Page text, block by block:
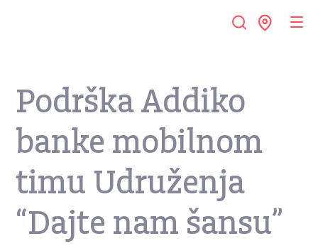
Podrška Addiko
banke mobilnom
timu Udruženja
“Dajte nam šansu”